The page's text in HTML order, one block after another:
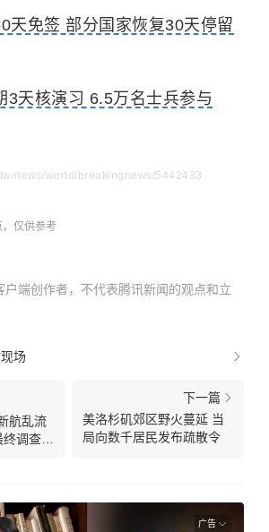
天免签 部分国家恢复30天停留
3天核演习 6.5万名士兵参与
news/world/breakingnews/5442433
仅供参考
户端创作者，不代表腾讯新闻的观点和立
场
航乱流
调查报
下一篇
美洛杉矶郊区野火蔓延 当
局向数千居民发布疏散令
广告